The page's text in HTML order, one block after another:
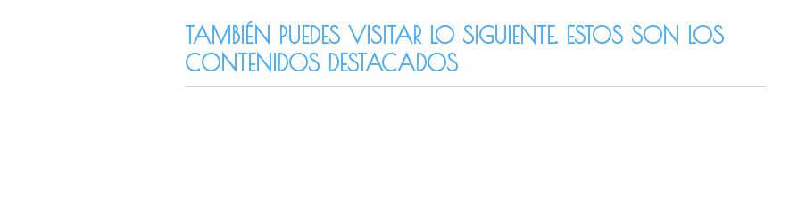
TAMBIÉN PUEDES VISITAR LO SIGUIENTE. ESTOS SON LOS
CONTENIDOS DESTACADOS